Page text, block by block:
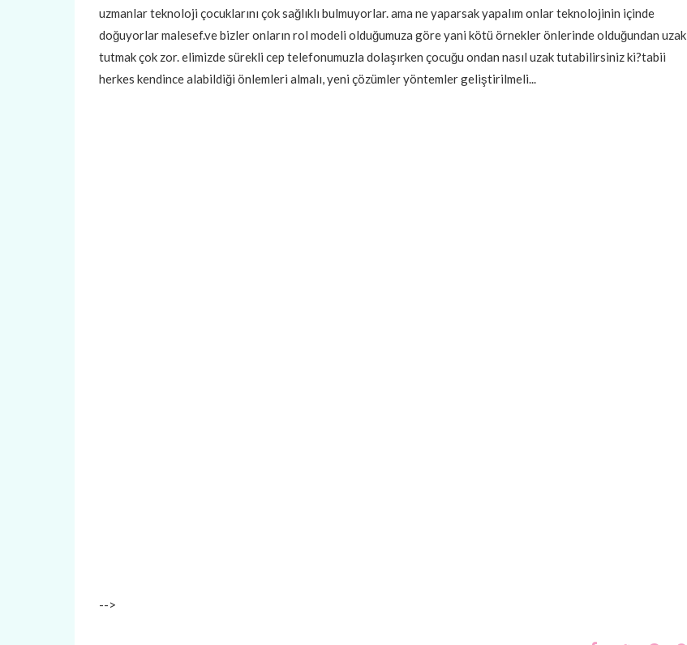
uzmanlar teknoloji çocuklarını çok sağlıklı bulmuyorlar. ama ne yaparsak yapalım onlar teknolojinin içinde
doğuyorlar malesef.ve bizler onların rol modeli olduğumuza göre yani kötü örnekler önlerinde olduğundan uzak
tutmak çok zor. elimizde sürekli cep telefonumuzla dolaşırken çocuğu ondan nasıl uzak tutabilirsiniz ki?tabii
herkes kendince alabildiği önlemleri almalı, yeni çözümler yöntemler geliştirilmeli...
-->